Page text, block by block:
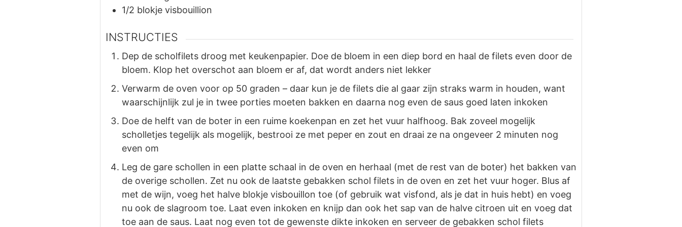
1/2 blokje visbouillion
INSTRUCTIES
Dep de scholfilets droog met keukenpapier. Doe de bloem in een diep bord en haal de filets even door de
bloem. Klop het overschot aan bloem er af, dat wordt anders niet lekker
Verwarm de oven voor op 50 graden – daar kun je de filets die al gaar zijn straks warm in houden, want
waarschijnlijk zul je in twee porties moeten bakken en daarna nog even de saus goed laten inkoken
Doe de helft van de boter in een ruime koekenpan en zet het vuur halfhoog. Bak zoveel mogelijk
scholletjes tegelijk als mogelijk, bestrooi ze met peper en zout en draai ze na ongeveer 2 minuten nog
even om
Leg de gare schollen in een platte schaal in de oven en herhaal (met de rest van de boter) het bakken van
de overige schollen. Zet nu ook de laatste gebakken schol filets in de oven en zet het vuur hoger. Blus af
met de wijn, voeg het halve blokje visbouillon toe (of gebruik wat visfond, als je dat in huis hebt) en voeg
nu ook de slagroom toe. Laat even inkoken en knijp dan ook het sap van de halve citroen uit en voeg dat
toe aan de saus. Laat nog even tot de gewenste dikte inkoken en serveer de gebakken schol filets